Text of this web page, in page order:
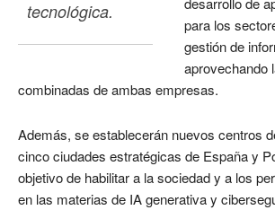
tecnológica.
para los
gestión de
aprovechando
combinadas de ambas empresas.
Además, se establecerán nuevos centros
cinco ciudades estratégicas de España y
objetivo de habilitar a la sociedad y a los
en las materias de IA generativa y